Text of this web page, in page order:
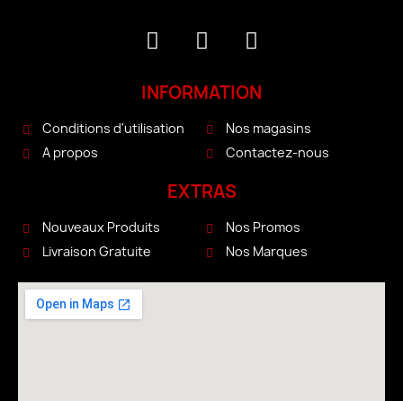
INFORMATION
Conditions d'utilisation
A propos
Nos magasins
Contactez-nous
EXTRAS
Nouveaux Produits
Livraison Gratuite
Nos Promos
Nos Marques